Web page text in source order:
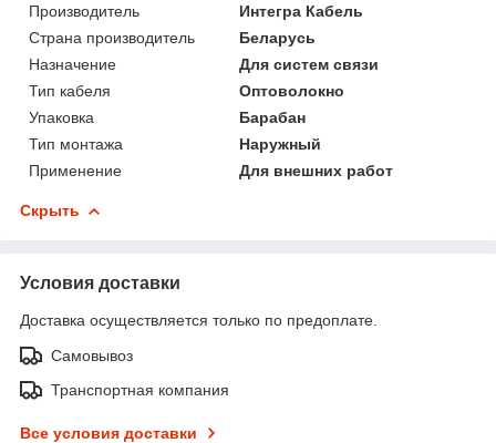
Производитель
Интегра Кабель
Страна производитель
Беларусь
Назначение
Для систем связи
Тип кабеля
Оптоволокно
Упаковка
Барабан
Тип монтажа
Наружный
Применение
Для внешних работ
Скрыть
Условия доставки
Доставка осуществляется только по предоплате.
Самовывоз
Транспортная компания
Все условия доставки